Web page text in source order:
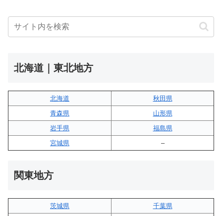
北海道｜東北地方
北海道
秋田県
青森県
山形県
岩手県
福島県
宮城県
–
関東地方
茨城県
千葉県